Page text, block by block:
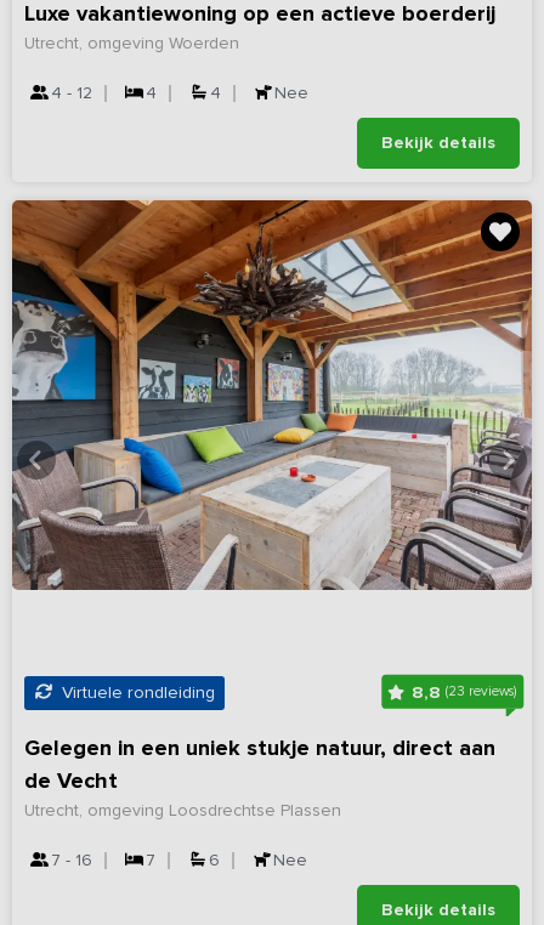
Luxe vakantiewoning op een actieve boerderij
Utrecht, omgeving Woerden
4 - 12 4 4 Nee
Bekijk details
Virtuele rondleiding 8,8 (23 reviews)
Gelegen in een uniek stukje natuur, direct aan
de Vecht
Utrecht, omgeving Loosdrechtse Plassen
7 - 16 7 6 Nee
Bekijk details